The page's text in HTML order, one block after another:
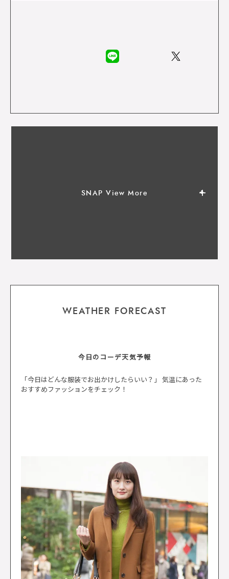
SNAP View More
WEATHER FORECAST
今日のコーデ天気予報
「今日はどんな服装でお出かけしたらいい？」 気温にあった
おすすめファッションをチェック！